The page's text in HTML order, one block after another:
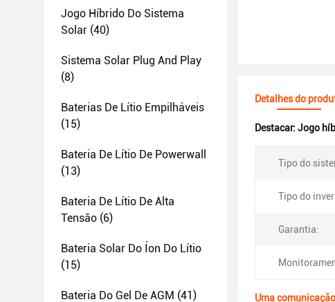
Jogo Híbrido Do Sistema
Solar (40)
Sistema Solar Plug And Play
(8)
Baterias De Lítio Empilháveis
(15)
Bateria De Lítio De Powerwall
(13)
Bateria De Lítio De Alta
Tensão (6)
Bateria Solar Do Íon Do Lítio
(15)
Bateria Do Gel De AGM (41)
Detalhes do
Destacar: Jogo
Tipo do
Tipo do
Garantia:
Uma